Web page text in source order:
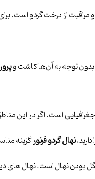
مراقبت از درخت گردو است.
توجه به آن‌ها کاشت و
جغرافیایی است. اگر در این
نهال گردو فرنورگزینه مناسبی
بودن نهال است. نهال های